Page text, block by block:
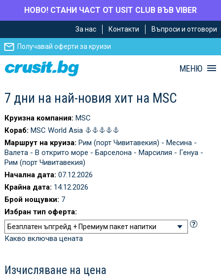
НОВО! СТАНИ ЧАСТ ОТ USIT CLUB ВЪВ VIBER
главното
съдържание
Навигацията
За нас Контакти Въпроси и отговори
Получавай оферти за круизи
МЕНЮ
7 дни на най-новия хит на MSC
Круизна компания: MSC
Кораб: MSC World Asia
Маршрут на круиза: Рим (порт Чивитавекия) - Месина -
Валета - В открито море - Барселона - Марсилия - Генуа -
Рим (порт Чивитавекия)
Начална дата: 07.12.2026
Крайна дата: 14.12.2026
Брой нощувки: 7
Избран тип оферта:
Какво включва цената
Изчисляване на цена